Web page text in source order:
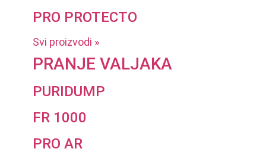
PRO PROTECTO
Svi proizvodi »
PRANJE VALJAKA
PURIDUMP
FR 1000
PRO AR